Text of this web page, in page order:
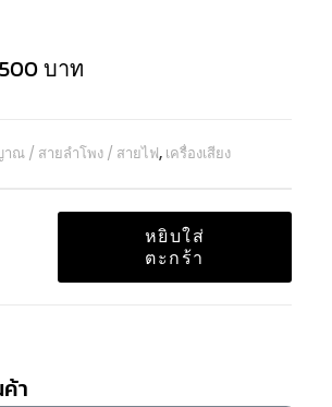
บาท
ณ / สายลำโพง / สายไฟ, เครื่องเสียง
หยิบใส่
ตะกร้า
า